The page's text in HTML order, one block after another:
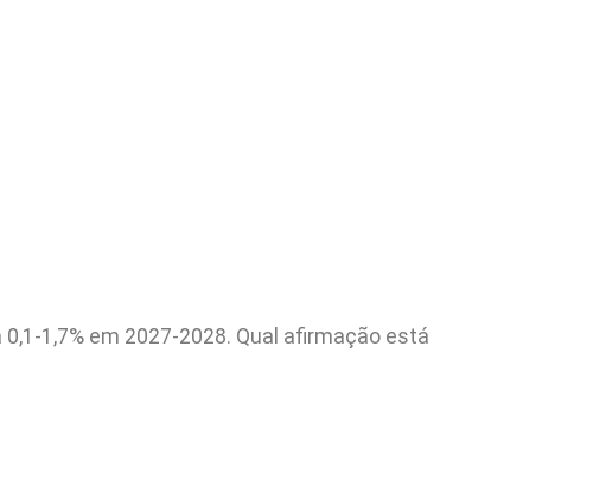
1,7% em 2027-2028. Qual afirmação está